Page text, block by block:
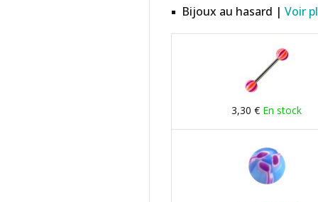
Bijoux au hasard | Voir
3,30 € En stock